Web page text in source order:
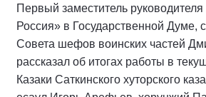
Первый заместитель
Россия» в Государственной Думе,
Совета шефов воинских частей
рассказал об итогах работы в
Казаки Саткинского хуторского